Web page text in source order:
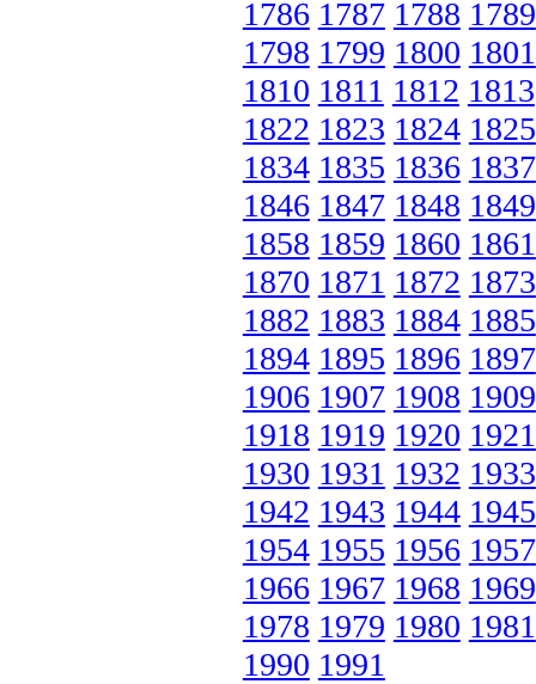
1786 1787 1788 1789
1798 1799 1800 1801
1810 1811 1812 1813
1822 1823 1824 1825
1834 1835 1836 1837
1846 1847 1848 1849
1858 1859 1860 1861
1870 1871 1872 1873
1882 1883 1884 1885
1894 1895 1896 1897
1906 1907 1908 1909
1918 1919 1920 1921
1930 1931 1932 1933
1942 1943 1944 1945
1954 1955 1956 1957
1966 1967 1968 1969
1978 1979 1980 1981
1990 1991